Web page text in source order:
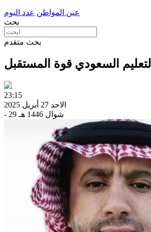
عين المواطن عدد اليوم
بحث
بحث متقدم
التعليم السعودي قوة المستقبل
23:15
الاحد 27 أبريل 2025
- 29 شوال 1446 هـ